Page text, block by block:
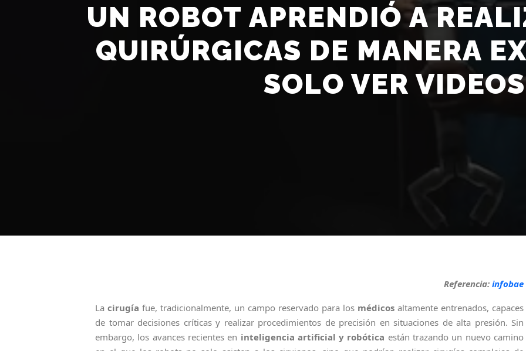
UN ROBOT APRENDIÓ A
QUIRÚRGICAS DE MANERA
SOLO VER VIDEOS
Referencia: infobae
La cirugía fue, tradicionalmente, un campo reservado para los médicos altamente entrenados, capaces
de tomar decisiones críticas y realizar procedimientos de precisión en situaciones de alta presión. Sin
embargo, los avances recientes en inteligencia artificial y robótica están trazando un nuevo camino